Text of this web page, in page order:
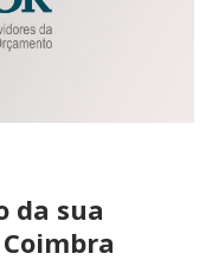
da sua